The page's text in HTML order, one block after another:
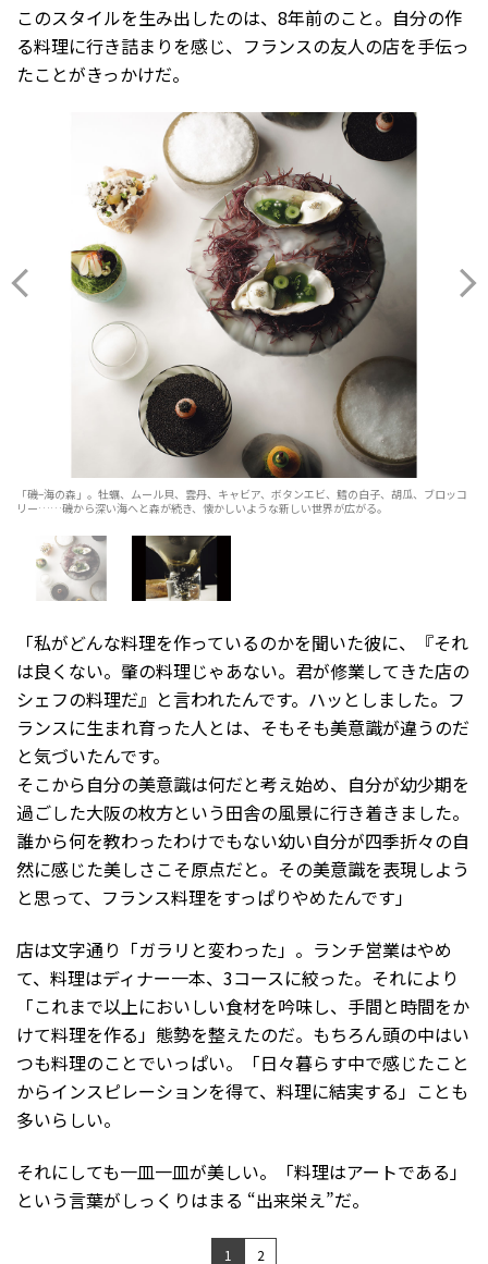
このスタイルを生み出したのは、8年前のこと。自分の作
る料理に行き詰まりを感じ、フランスの友人の店を手伝っ
たことがきっかけだ。
「磯–海の森」。牡蠣、ムール貝、雲丹、キャビア、ボタンエビ、鱈の白子、胡瓜、ブロッコ
リー……磯から深い海へと森が続き、懐かしいような新しい世界が広がる。
「私がどんな料理を作っているのかを聞いた彼に、『それ
は良くない。肇の料理じゃあない。君が修業してきた店の
シェフの料理だ』と言われたんです。ハッとしました。フ
ランスに生まれ育った人とは、そもそも美意識が違うのだ
と気づいたんです。
そこから自分の美意識は何だと考え始め、自分が幼少期を
過ごした大阪の枚方という田舎の風景に行き着きました。
誰から何を教わったわけでもない幼い自分が四季折々の自
然に感じた美しさこそ原点だと。その美意識を表現しよう
と思って、フランス料理をすっぱりやめたんです」
店は文字通り「ガラリと変わった」。ランチ営業はやめ
て、料理はディナー一本、3コースに絞った。それにより
「これまで以上においしい食材を吟味し、手間と時間をか
けて料理を作る」態勢を整えたのだ。もちろん頭の中はい
つも料理のことでいっぱい。「日々暮らす中で感じたこと
からインスピレーションを得て、料理に結実する」ことも
多いらしい。
それにしても一皿一皿が美しい。「料理はアートである」
という言葉がしっくりはまる “出来栄え”だ。
1 2